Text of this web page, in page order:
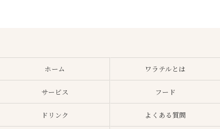
ホーム ワラテルとは
サービス フード
ドリンク よくある質問